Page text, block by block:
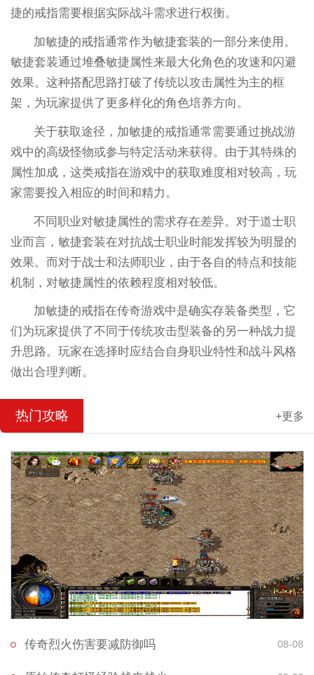
捷的戒指需要根据实际战斗需求进行权衡。
加敏捷的戒指通常作为敏捷套装的一部分来使用。
敏捷套装通过堆叠敏捷属性来最大化角色的攻速和闪避
效果。这种搭配思路打破了传统以攻击属性为主的框
架，为玩家提供了更多样化的角色培养方向。
关于获取途径，加敏捷的戒指通常需要通过挑战游
戏中的高级怪物或参与特定活动来获得。由于其特殊的
属性加成，这类戒指在游戏中的获取难度相对较高，玩
家需要投入相应的时间和精力。
不同职业对敏捷属性的需求存在差异。对于道士职
业而言，敏捷套装在对抗战士职业时能发挥较为明显的
效果。而对于战士和法师职业，由于各自的特点和技能
机制，对敏捷属性的依赖程度相对较低。
加敏捷的戒指在传奇游戏中是确实存装备类型，它
们为玩家提供了不同于传统攻击型装备的另一种战力提
升思路。玩家在选择时应结合自身职业特性和战斗风格
做出合理判断。
热门攻略 +更多
传奇烈火伤害要减防御吗 08-08